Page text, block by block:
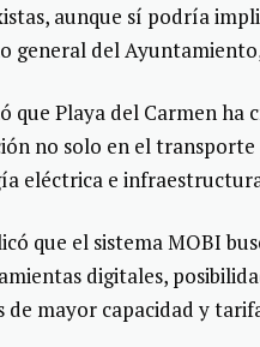
aunque sí podría
general del
que Playa del Carmen ha
no solo en el
eléctrica e
que el sistema MOBI
digitales,
de mayor capacidad y